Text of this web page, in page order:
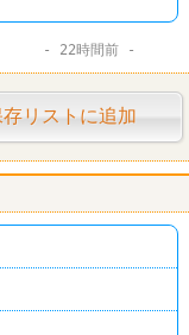
22時間前
リストに追加